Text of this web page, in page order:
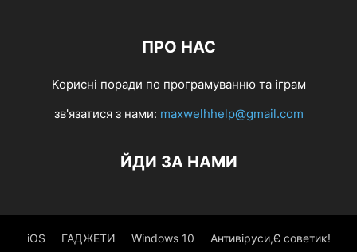
ПРО НАС
Корисні поради по програмуванню та іграм
зв'язатися з нами: maxwelhhelp@gmail.com
ЙДИ ЗА НАМИ
iOS ГАДЖЕТИ Windows 10 Антивіруси,Є советик!